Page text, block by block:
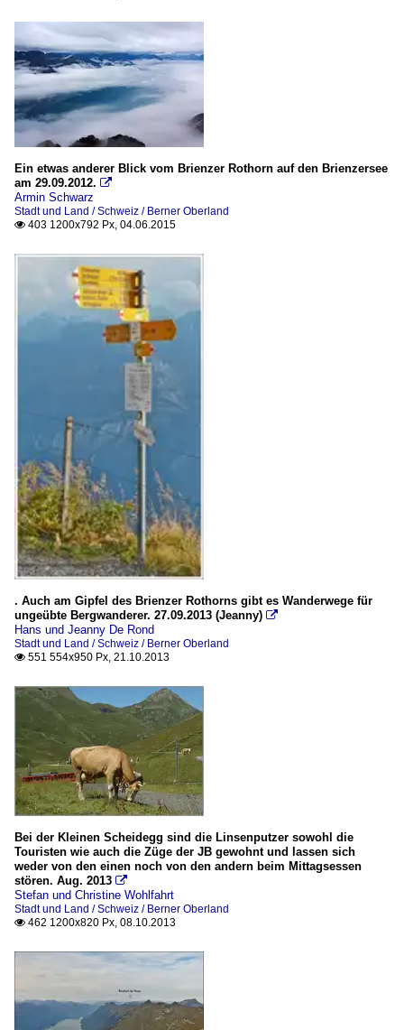
Ein etwas anderer Blick vom Brienzer Rothorn auf den Brienzersee
am 29.09.2012. 
Armin Schwarz
Stadt und Land / Schweiz / Berner Oberland
 403 1200x792 Px, 04.06.2015
. Auch am Gipfel des Brienzer Rothorns gibt es Wanderwege für
ungeübte Bergwanderer. 27.09.2013 (Jeanny) 
Hans und Jeanny De Rond
Stadt und Land / Schweiz / Berner Oberland
 551 554x950 Px, 21.10.2013
Bei der Kleinen Scheidegg sind die Linsenputzer sowohl die
Touristen wie auch die Züge der JB gewohnt und lassen sich
weder von den einen noch von den andern beim Mittagsessen
stören. Aug. 2013 
Stefan und Christine Wohlfahrt
Stadt und Land / Schweiz / Berner Oberland
 462 1200x820 Px, 08.10.2013